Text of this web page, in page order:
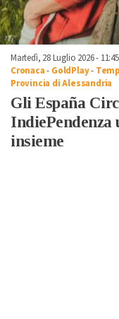
Martedì, 28 Luglio 2026 - 11:45
Cronaca- GoldPlay-
Provincia di Alessandria
Gli España
IndiePendenza
insieme